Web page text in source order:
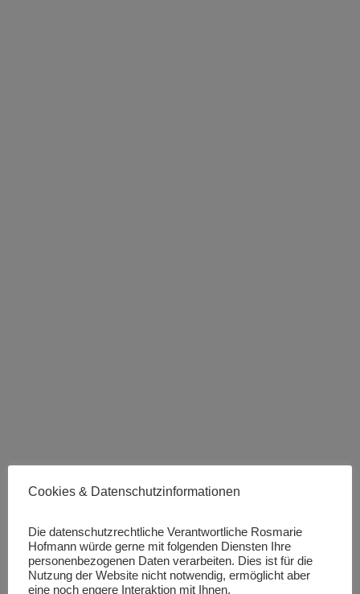
BEAUTY
WELLNESS
LOUNGE
Cookies & Datenschutzinformationen
Die datenschutzrechtliche Verantwortliche Rosmarie
Hofmann würde gerne mit folgenden Diensten Ihre
personenbezogenen Daten verarbeiten. Dies ist für die
Nutzung der Website nicht notwendig, ermöglicht aber
eine noch engere Interaktion mit Ihnen.